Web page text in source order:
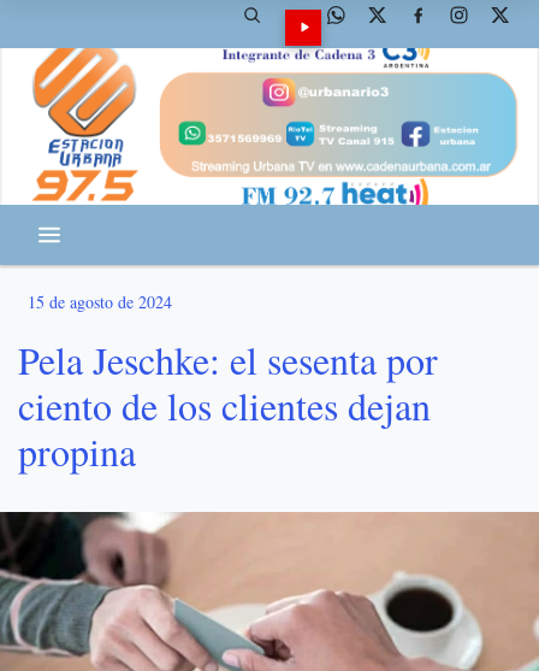
15 de agosto de 2024
Pela Jeschke: el sesenta por
ciento de los clientes dejan
propina